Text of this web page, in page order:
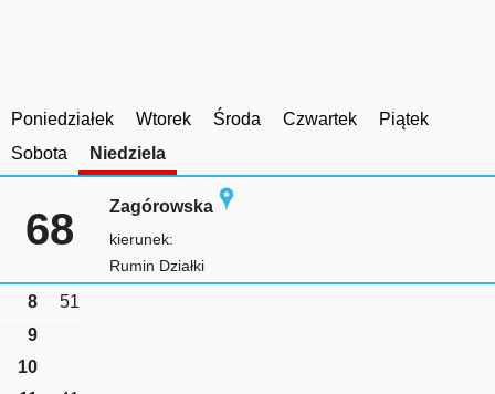
Poniedziałek Wtorek Środa Czwartek
Piątek
Sobota
Niedziela
68 Zagórowska
kierunek:
Rumin Działki
8
51
9
10